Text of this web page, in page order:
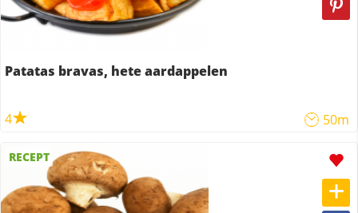
Patatas bravas, hete aardappelen
4 50m
RECEPT